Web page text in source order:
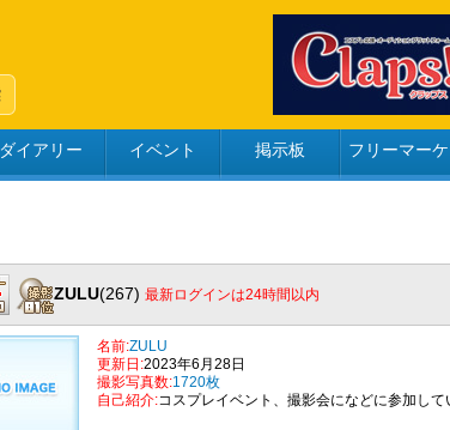
ダイアリー イベント 掲示板 フリーマーケ
ZULU(267) 最新ログインは24時間以内
名前:ZULU
更新日:2023年6月28日
撮影写真数:1720枚
自己紹介:コスプレイベント、撮影会になどに参加して